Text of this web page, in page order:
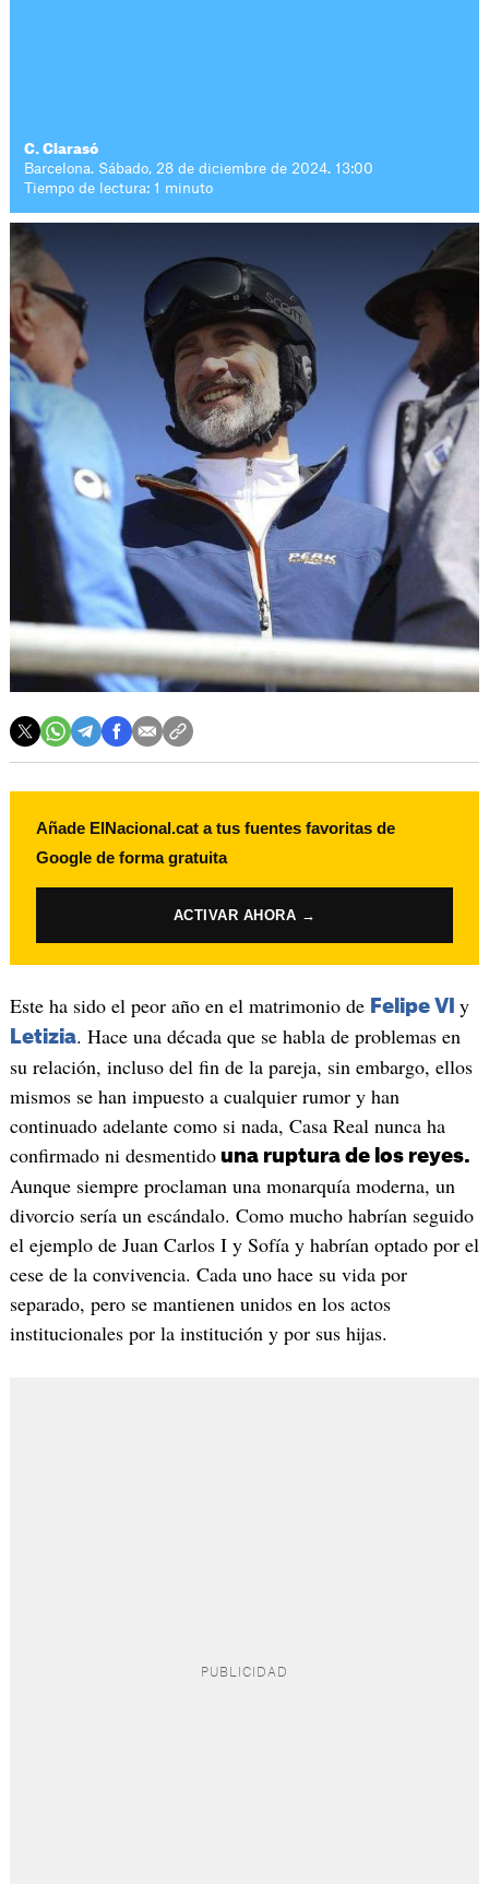
C. Clarasó
Barcelona. Sábado, 28 de diciembre de 2024. 13:00
Tiempo de lectura: 1 minuto
Añade ElNacional.cat a tus fuentes favoritas de
Google de forma gratuita
ACTIVAR AHORA →
Este ha sido el peor año en el matrimonio de Felipe VI y
Letizia. Hace una década que se habla de problemas en
su relación, incluso del fin de la pareja, sin embargo, ellos
mismos se han impuesto a cualquier rumor y han
continuado adelante como si nada, Casa Real nunca ha
confirmado ni desmentidouna ruptura de los reyes.
Aunque siempre proclaman una monarquía moderna, un
divorcio sería un escándalo. Como mucho habrían seguido
el ejemplo de Juan Carlos I y Sofía y habrían optado por el
cese de la convivencia. Cada uno hace su vida por
separado, pero se mantienen unidos en los actos
institucionales por la institución y por sus hijas.